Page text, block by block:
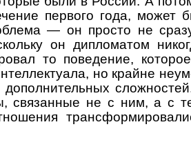
первого года, может
— он просто не
он дипломатом
то поведение,
но крайне
дополнительных
связанные не с ним, а с